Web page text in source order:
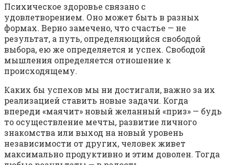
Психическое здоровье связано с
удовлетворением. Оно может быть в разных
формах. Верно замечено, что счастье — не
результат, а путь, определяющийся свободой
выбора, ею же определяется и успех. Свободой
мышления определяется отношение к
происходящему.
Каких бы успехов мы ни достигали, важно за их
реализацией ставить новые задачи. Когда
впереди «маячит» новый желанный «приз» — будь
то осуществление мечты, развитие личного
знакомства или выход на новый уровень
независимости от других, человек живет
максимально продуктивно и этим доволен. Тогда